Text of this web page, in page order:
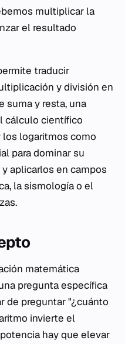
multiplicar la
el resultado
traducir
y división en
suma y resta, una
cálculo científico
logaritmos como
para dominar su
aplicarlos en campos
la sismología o el
matemática
pregunta específica
de preguntar "¿cuánto
invierte el
hay que elevar